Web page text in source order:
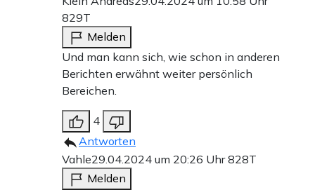
829T
Melden
Und man kann sich, wie schon in anderen
Berichten erwähnt weiter persönlich
Bereichen.
4
Antworten
Vahle29.04.2024 um 20:26 Uhr828T
Melden